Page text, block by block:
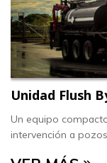
Unidad Flush
Un equipo
intervención a pozos.